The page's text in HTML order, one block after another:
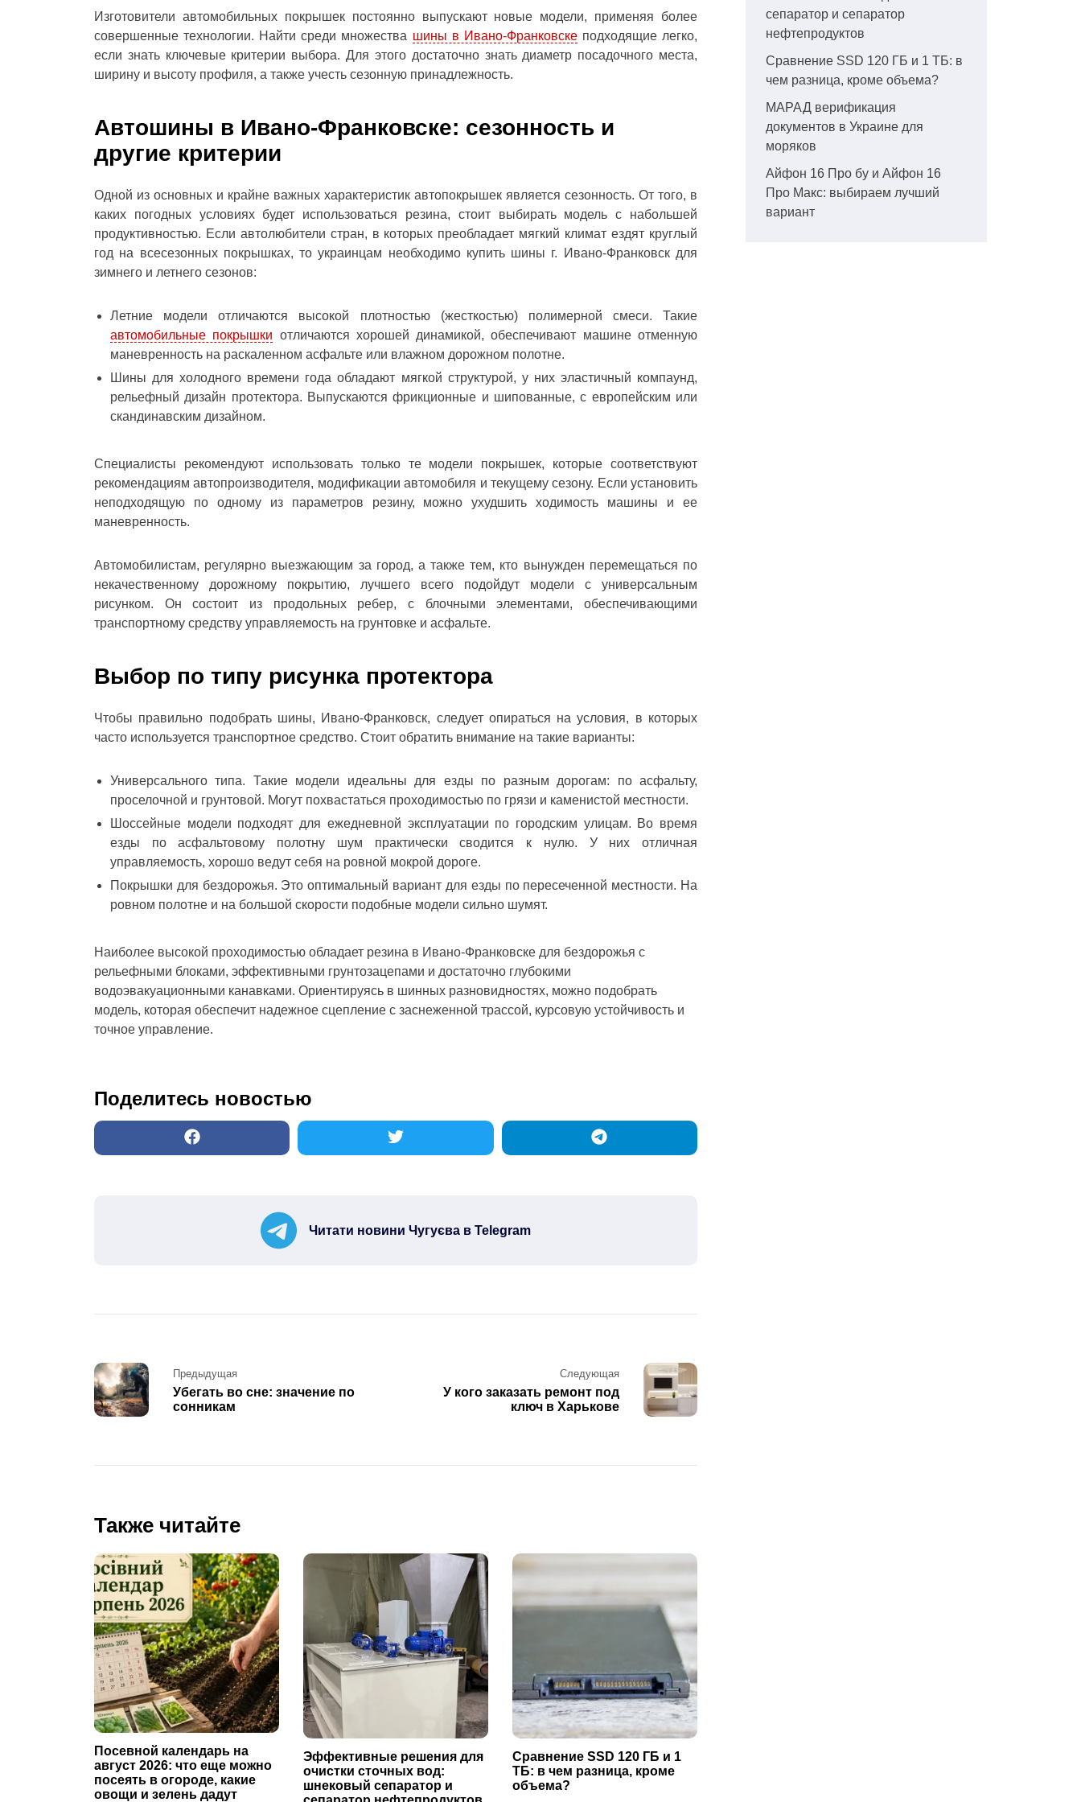
Изготовители автомобильных покрышек постоянно выпускают новые модели, применяя более
совершенные технологии. Найти среди множества шины в Ивано-Франковскеподходящие легко,
если знать ключевые критерии выбора. Для этого достаточно знать диаметр посадочного места,
ширину и высоту профиля, а также учесть сезонную принадлежность.
Автошины в Ивано-Франковске: сезонность и
другие критерии
Одной из основных и крайне важных характеристик автопокрышек является сезонность. От того, в
каких погодных условиях будет использоваться резина, стоит выбирать модель с набольшей
продуктивностью. Если автолюбители стран, в которых преобладает мягкий климат ездят круглый
год на всесезонных покрышках, то украинцам необходимо купить шины г. Ивано-Франковск для
зимнего и летнего сезонов:
Летние модели отличаются высокой плотностью (жесткостью) полимерной смеси. Такие
автомобильные покрышки отличаются хорошей динамикой, обеспечивают машине отменную
маневренность на раскаленном асфальте или влажном дорожном полотне.
Шины для холодного времени года обладают мягкой структурой, у них эластичный компаунд,
рельефный дизайн протектора. Выпускаются фрикционные и шипованные, с европейским или
скандинавским дизайном.
Специалисты рекомендуют использовать только те модели покрышек, которые соответствуют
рекомендациям автопроизводителя, модификации автомобиля и текущему сезону. Если установить
неподходящую по одному из параметров резину, можно ухудшить ходимость машины и ее
маневренность.
Автомобилистам, регулярно выезжающим за город, а также тем, кто вынужден перемещаться по
некачественному дорожному покрытию, лучшего всего подойдут модели с универсальным
рисунком. Он состоит из продольных ребер, с блочными элементами, обеспечивающими
транспортному средству управляемость на грунтовке и асфальте.
Выбор по типу рисунка протектора
Чтобы правильно подобрать шины, Ивано-Франковск, следует опираться на условия, в которых
часто используется транспортное средство. Стоит обратить внимание на такие варианты:
Универсального типа. Такие модели идеальны для езды по разным дорогам: по асфальту,
проселочной и грунтовой. Могут похвастаться проходимостью по грязи и каменистой местности.
Шоссейные модели подходят для ежедневной эксплуатации по городским улицам. Во время
езды по асфальтовому полотну шум практически сводится к нулю. У них отличная
управляемость, хорошо ведут себя на ровной мокрой дороге.
Покрышки для бездорожья. Это оптимальный вариант для езды по пересеченной местности. На
ровном полотне и на большой скорости подобные модели сильно шумят.
Наиболее высокой проходимостью обладает резина в Ивано-Франковске для бездорожья с
рельефными блоками, эффективными грунтозацепами и достаточно глубокими
водоэвакуационными канавками. Ориентируясь в шинных разновидностях, можно подобрать
модель, которая обеспечит надежное сцепление с заснеженной трассой, курсовую устойчивость и
точное управление.
Поделитесь новостью
Читати новини Чугуєва в Telegram
Post
navigation
Предыдущая
Убегать во сне: значение по
сонникам
Следующая
У кого заказать ремонт под
ключ в Харькове
Также читайте
Посевной календарь на
август 2026: что еще можно
посеять в огороде, какие
овощи и зелень дадут
Эффективные решения для
очистки сточных вод:
шнековый сепаратор и
Сравнение SSD 120 ГБ и 1
ТБ: в чем разница, кроме
объема?
сепаратор и сепаратор
нефтепродуктов
Сравнение SSD 120 ГБ и 1 ТБ: в
чем разница, кроме объема?
МАРАД верификация
документов в Украине для
моряков
Айфон 16 Про бу и Айфон 16
Про Макс: выбираем лучший
вариант